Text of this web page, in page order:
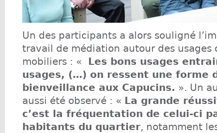
Un des participants a alors souligné
travail de médiation autour des usages
mobiliers : «
Les bons usages
usages, (…) on ressent une forme
bienveillance aux Capucins. ». Un
aussi été observé : « La grande
c’est la fréquentation de celui-ci
habitants du quartier, notamment